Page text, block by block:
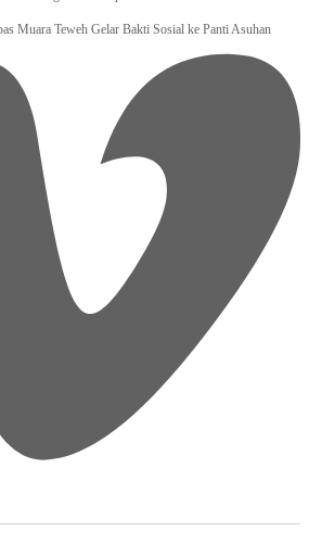
Muara Teweh Gelar Bakti Sosial ke Panti Asuhan